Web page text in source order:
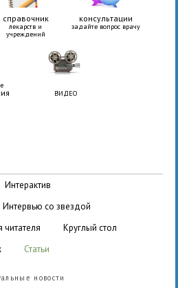
справочник
лекарств и
учреждений
консультации
задайте вопрос врачу
ВИДЕО
интерактив
интервью со звездой
читателя
круглый стол
статьи
новости